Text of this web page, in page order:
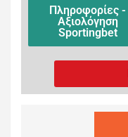
Πληροφορίες -
Αξιολόγηση
Sportingbet